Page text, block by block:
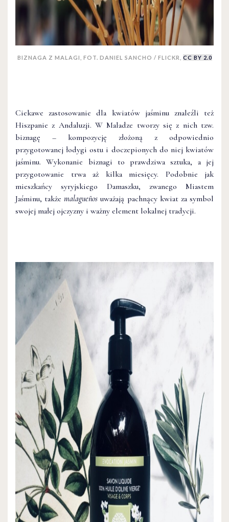
BIZNAGA Z MALAGI, FOT. DANIEL SANCHO / FLICKR, CC BY 2.0
Ciekawe zastosowanie dla kwiatów jaśminu znaleźli też
Hiszpanie z Andaluzji. W Maladze tworzy się z nich tzw.
biznagę – kompozycję złożoną z odpowiednio
przygotowanej łodygi ostu i doczepionych do niej kwiatów
jaśminu. Wykonanie biznagi to prawdziwa sztuka, a jej
przygotowanie trwa aż kilka miesięcy. Podobnie jak
mieszkańcy syryjskiego Damaszku, zwanego Miastem
Jaśminu, takżemalagueños uważają pachnący kwiat za symbol
swojej małej ojczyzny i ważny element lokalnej tradycji.